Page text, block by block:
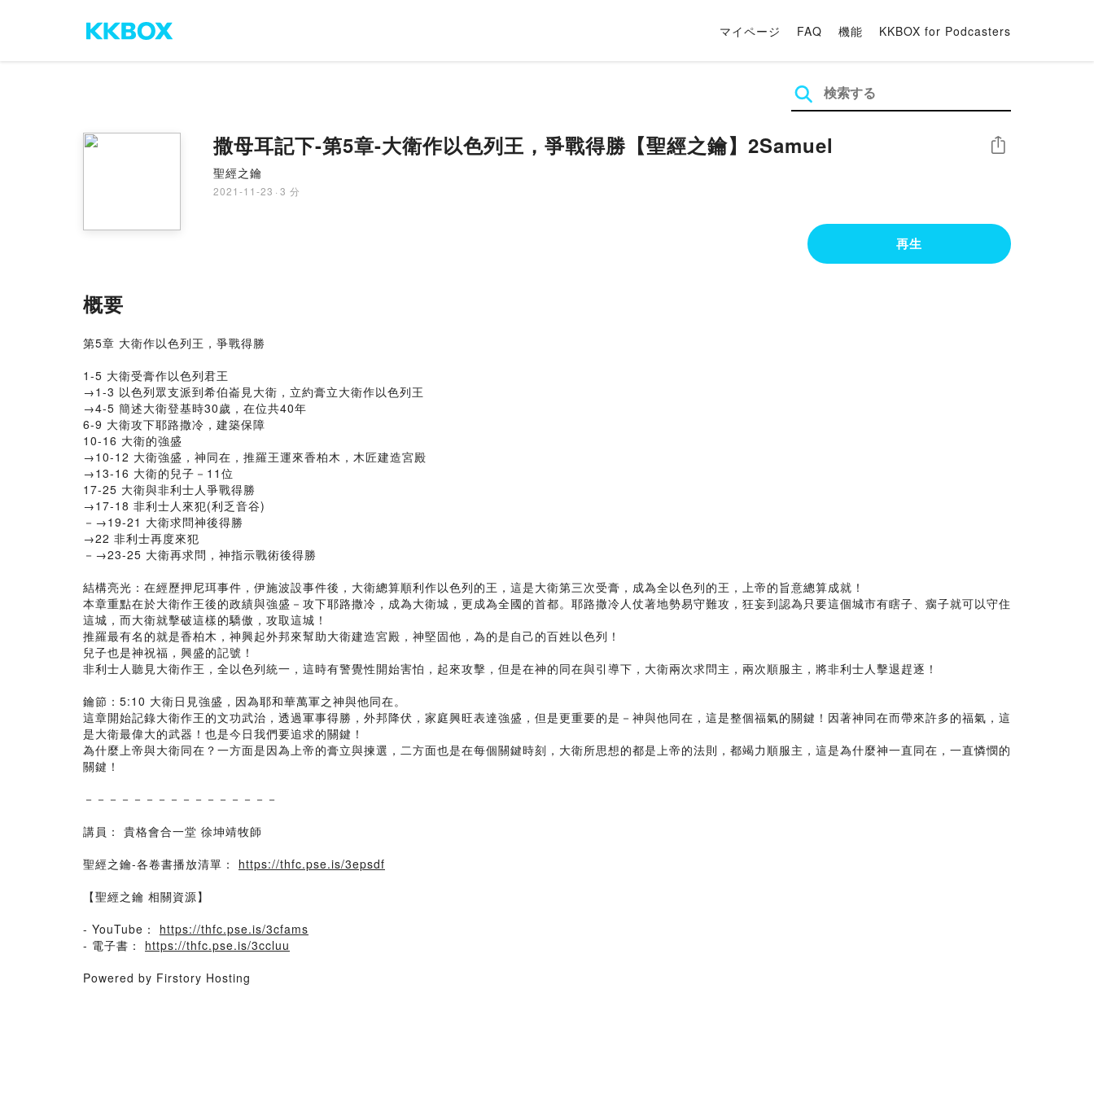
マイページ FAQ 機能 KKBOX for Podcasters
撒母耳記下-第5章-大衛作以色列王，爭戰得勝【聖經之鑰】2Samuel
聖經之鑰
2021-11-23 · 3 分
シェア
再生
概要
第5章 大衛作以色列王，爭戰得勝
1-5 大衛受膏作以色列君王
→1-3 以色列眾支派到希伯崙見大衛，立約膏立大衛作以色列王
→4-5 簡述大衛登基時30歲，在位共40年
6-9 大衛攻下耶路撒冷，建築保障
10-16 大衛的強盛
→10-12 大衛強盛，神同在，推羅王運來香柏木，木匠建造宮殿
→13-16 大衛的兒子－11位
17-25 大衛與非利士人爭戰得勝
→17-18 非利士人來犯(利乏音谷)
－→19-21 大衛求問神後得勝
→22 非利士再度來犯
－→23-25 大衛再求問，神指示戰術後得勝
結構亮光：在經歷押尼珥事件，伊施波設事件後，大衛總算順利作以色列的王，這是大衛第三次受膏，成為全以色列的王，上帝的旨意總算成就！
本章重點在於大衛作王後的政績與強盛－攻下耶路撒冷，成為大衛城，更成為全國的首都。耶路撒冷人仗著地勢易守難攻，狂妄到認為只要這個城市有瞎子、瘸子就可以守住
這城，而大衛就擊破這樣的驕傲，攻取這城！
推羅最有名的就是香柏木，神興起外邦來幫助大衛建造宮殿，神堅固他，為的是自己的百姓以色列！
兒子也是神祝福，興盛的記號！
非利士人聽見大衛作王，全以色列統一，這時有警覺性開始害怕，起來攻擊，但是在神的同在與引導下，大衛兩次求問主，兩次順服主，將非利士人擊退趕逐！
鑰節：5:10 大衛日見強盛，因為耶和華萬軍之神與他同在。
這章開始記錄大衛作王的文功武治，透過軍事得勝，外邦降伏，家庭興旺表達強盛，但是更重要的是－神與他同在，這是整個福氣的關鍵！因著神同在而帶來許多的福氣，這
是大衛最偉大的武器！也是今日我們要追求的關鍵！
為什麼上帝與大衛同在？一方面是因為上帝的膏立與揀選，二方面也是在每個關鍵時刻，大衛所思想的都是上帝的法則，都竭力順服主，這是為什麼神一直同在，一直憐憫的
關鍵！
－－－－－－－－－－－－－－－－
講員： 貴格會合一堂 徐坤靖牧師
聖經之鑰-各卷書播放清單： https://thfc.pse.is/3epsdf
【聖經之鑰 相關資源】
- YouTube： https://thfc.pse.is/3cfams
- 電子書： https://thfc.pse.is/3ccluu
Powered by Firstory Hosting